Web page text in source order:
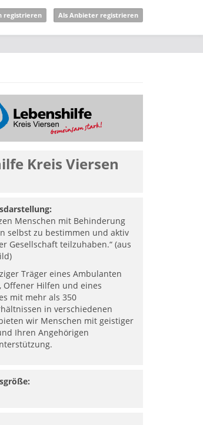
registrieren Als Anbieter registrieren
Kreis Viersen
Menschen mit Behinderung
selbst zu bestimmen und aktiv
Gesellschaft teilzuhaben.“ (aus
Träger eines Ambulanten
Offener Hilfen und eines
mit mehr als 350
in verschiedenen
wir Menschen mit geistiger
Ihren Angehörigen